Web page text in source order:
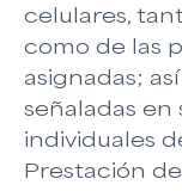
celulares,
como de las
asignadas;
señaladas en
individuales
Prestación